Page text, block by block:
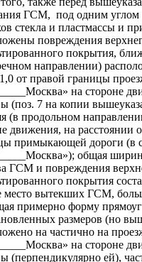
ГСМ, под одним углом
стекла и пластмассы и
повреждения
покрытия,
направлении)
от правой границы
на стороне
(поз. 7 на копии
(в продольном
движения, на расстоянии
примыкающей дороги (в
общая
ГСМ и повреждения
покрытия
место вытекших ГСМ,
примерно форму
размеров (но
на частично на
на стороне
(перпендикулярно ей),